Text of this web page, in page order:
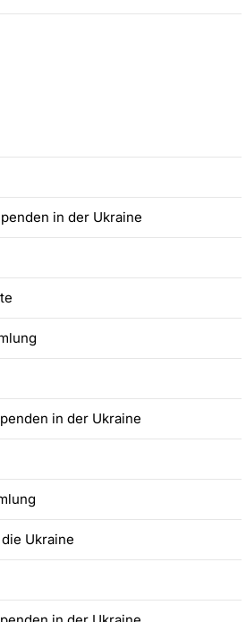
in der Ukraine
in der Ukraine
Ukraine